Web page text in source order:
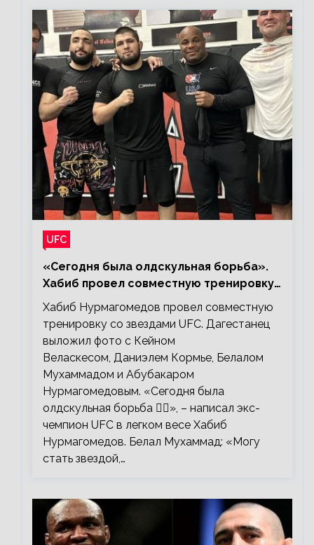
UFC
«Сегодня была олдскульная борьба».
Хабиб провел совместную тренировку
со звездами UFC
Хабиб Нурмагомедов провел совместную
тренировку со звездами UFC. Дагестанец
выложил фото с Кейном
Веласкесом, Даниэлем Кормье, Белалом
Мухаммадом и Абубакаром
Нурмагомедовым. «Сегодня была
олдскульная борьба 🤼‍♂️», – написал экс-
чемпион UFC в легком весе Хабиб
Нурмагомедов. Белал Мухаммад: «Могу
стать звездой,…